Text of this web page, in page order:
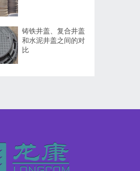
铸铁井盖、复合井盖
和水泥井盖之间的对
比